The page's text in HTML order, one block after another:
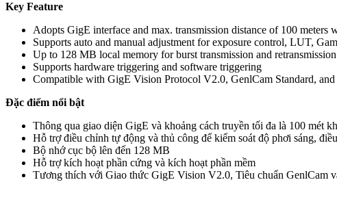
Key Feature
Adopts GigE interface and max. transmission distance of 100 meters
Supports auto and manual adjustment for exposure control, LUT,
Up to 128 MB local memory for burst transmission and retransmission
Supports hardware triggering and software triggering
Compatible with GigE Vision Protocol V2.0, GenlCam Standard,
Đặc điểm nổi bật
Thông qua giao diện GigE và khoảng cách truyền tối đa là 100 mét
Hỗ trợ điều chỉnh tự động và thủ công để kiểm soát độ phơi sáng,
Bộ nhớ cục bộ lên đến 128 MB
Hỗ trợ kích hoạt phần cứng và kích hoạt phần mềm
Tương thích với Giao thức GigE Vision V2.0, Tiêu chuẩn GenlCam